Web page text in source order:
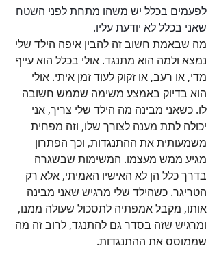
לפעמים בכלל יש משהו מתחת לפני השטח
שאני בכלל לא יודעת עליו.
מה שבאמת חשוב זה להבין איפה הילד שלי
נמצא ולמה הוא מתנגד. אולי בכלל הוא עייף
מדי, או רעב, או זקוק לעוד זמן איתי. אולי
הוא בדיוק באמצע משימה שממש חשובה
לו. כשאני מבינה מה הילד שלי צריך, אני
יכולה לתת מענה לצורך שלו, וזה מפחית
משמעותית את ההתנגדות, וכך הפתרון
מגיע ממש מעצמו. המשימות שבשגרה
בדרך כלל הן לא האישיו האמיתי, אלא רק
הטריגר. כשהילד שלי מרגיש שאני מבינה
אותו, מקבל אמפתיה לתסכול שעולה ממנו,
ומרגיש שזה בסדר גם להתנגד, לרוב זה מה
שממוסס את ההתנגדות.